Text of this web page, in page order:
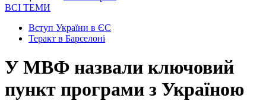
ВСІ ТЕМИ
Вступ України в ЄС
Теракт в Барселоні
У МВФ назвали ключовий
пункт програми з Україною